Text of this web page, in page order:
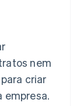
nem
criar
empresa.